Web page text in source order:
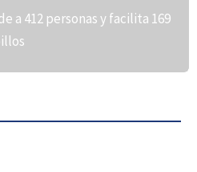
a 412 personas y facilita 169